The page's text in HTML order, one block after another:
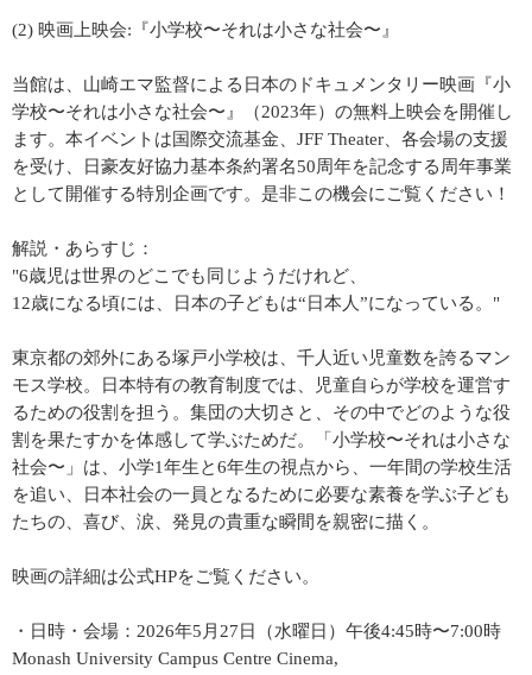
(2) 映画上映会:『小学校〜それは小さな社会〜』
当館は、山崎エマ監督による日本のドキュメンタリー映画『小
学校〜それは小さな社会〜』（2023年）の無料上映会を開催し
ます。本イベントは国際交流基金、JFF Theater、各会場の支援
を受け、日豪友好協力基本条約署名50周年を記念する周年事業
として開催する特別企画です。是非この機会にご覧ください！
解説・あらすじ：
"6歳児は世界のどこでも同じようだけれど、
12歳になる頃には、日本の子どもは“日本人”になっている。"
東京都の郊外にある塚戸小学校は、千人近い児童数を誇るマン
モス学校。日本特有の教育制度では、児童自らが学校を運営す
るための役割を担う。集団の大切さと、その中でどのような役
割を果たすかを体感して学ぶためだ。「小学校〜それは小さな
社会〜」は、小学1年生と6年生の視点から、一年間の学校生活
を追い、日本社会の一員となるために必要な素養を学ぶ子ども
たちの、喜び、涙、発見の貴重な瞬間を親密に描く。
映画の詳細は公式HPをご覧ください。
・日時・会場：2026年5月27日（水曜日）午後4:45時〜7:00時
Monash University Campus Centre Cinema,